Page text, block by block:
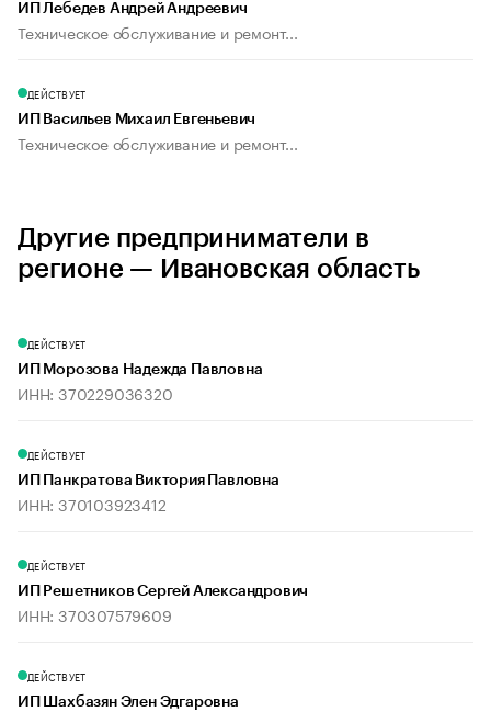
ИП Лебедев Андрей Андреевич
Техническое обслуживание и ремонт...
ДЕЙСТВУЕТ
ИП Васильев Михаил Евгеньевич
Техническое обслуживание и ремонт...
Другие предприниматели в
регионе — Ивановская область
ДЕЙСТВУЕТ
ИП Морозова Надежда Павловна
ИНН: 370229036320
ДЕЙСТВУЕТ
ИП Панкратова Виктория Павловна
ИНН: 370103923412
ДЕЙСТВУЕТ
ИП Решетников Сергей Александрович
ИНН: 370307579609
ДЕЙСТВУЕТ
ИП Шахбазян Элен Эдгаровна